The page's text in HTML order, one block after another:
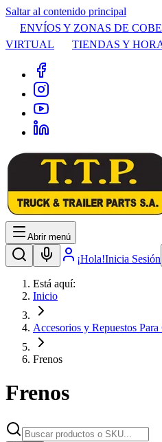
Saltar al contenido principal
ENVÍOS Y ZONAS DE
VIRTUAL
TIENDAS Y
Abrir menú
¡Hola!Inicia Sesión
Está aquí:
Inicio
Accesorios y Repuestos
Frenos
Frenos